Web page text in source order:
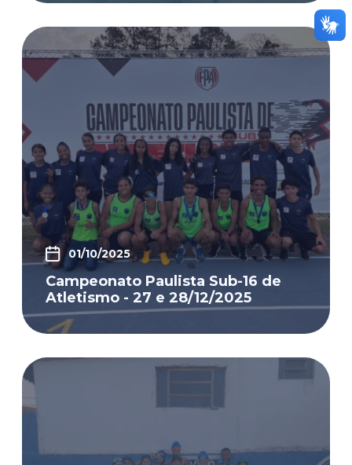
01/10/2025
Campeonato Paulista Sub-16 de
Atletismo - 27 e 28/12/2025